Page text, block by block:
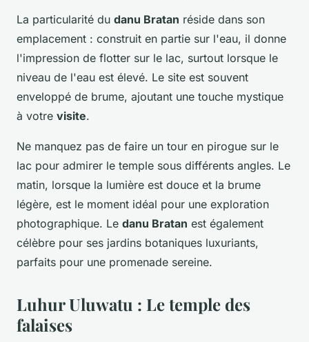
La particularité du danu Bratan réside dans son
emplacement : construit en partie sur l'eau, il donne
l'impression de flotter sur le lac, surtout lorsque le
niveau de l'eau est élevé. Le site est souvent
enveloppé de brume, ajoutant une touche mystique
à votre visite.
Ne manquez pas de faire un tour en pirogue sur le
lac pour admirer le temple sous différents angles. Le
matin, lorsque la lumière est douce et la brume
légère, est le moment idéal pour une exploration
photographique. Le danu Bratan est également
célèbre pour ses jardins botaniques luxuriants,
parfaits pour une promenade sereine.
Luhur Uluwatu : Le temple des
falaises